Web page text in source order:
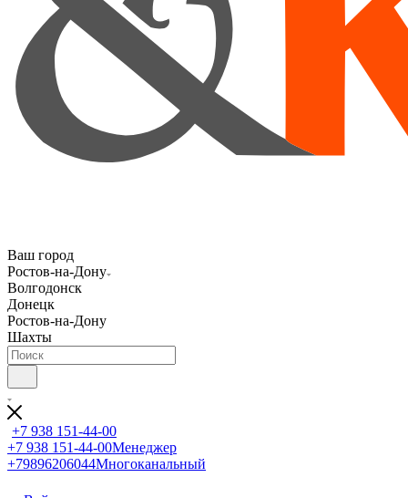
Ваш город
Ростов-на-Дону
Волгодонск
Донецк
Ростов-на-Дону
Шахты
+7 938 151-44-00
+7 938 151-44-00Менеджер
+79896206044Многоканальный